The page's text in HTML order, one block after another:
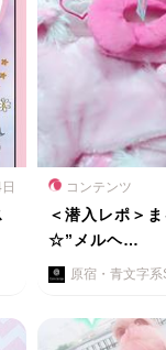
コンテンツ
＜潜入レポ＞
☆”メルヘ…
原宿・青文字系